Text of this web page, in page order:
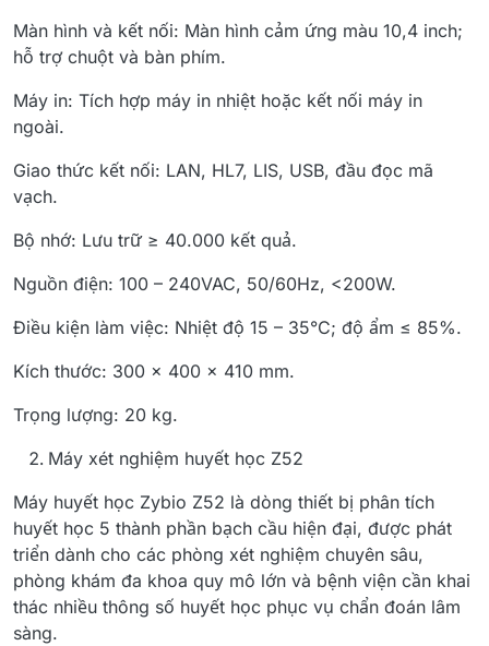
Màn hình và kết nối: Màn hình cảm ứng màu 10,4 inch;
hỗ trợ chuột và bàn phím.
Máy in: Tích hợp máy in nhiệt hoặc kết nối máy in
ngoài.
Giao thức kết nối: LAN, HL7, LIS, USB, đầu đọc mã
vạch.
Bộ nhớ: Lưu trữ ≥ 40.000 kết quả.
Nguồn điện: 100 – 240VAC, 50/60Hz, <200W.
Điều kiện làm việc: Nhiệt độ 15 – 35°C; độ ẩm ≤ 85%.
Kích thước: 300 x 400 x 410 mm.
Trọng lượng: 20 kg.
Máy xét nghiệm huyết học Z52
Máy huyết học Zybio Z52 là dòng thiết bị phân tích
huyết học 5 thành phần bạch cầu hiện đại, được phát
triển dành cho các phòng xét nghiệm chuyên sâu,
phòng khám đa khoa quy mô lớn và bệnh viện cần khai
thác nhiều thông số huyết học phục vụ chẩn đoán lâm
sàng.